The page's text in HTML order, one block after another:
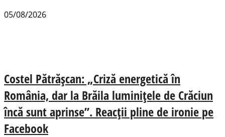
05/08/2026
Costel Pătrășcan: „Criză energetică în
România, dar la Brăila luminițele de Crăciun
încă sunt aprinse”. Reacții pline de ironie pe
Facebook